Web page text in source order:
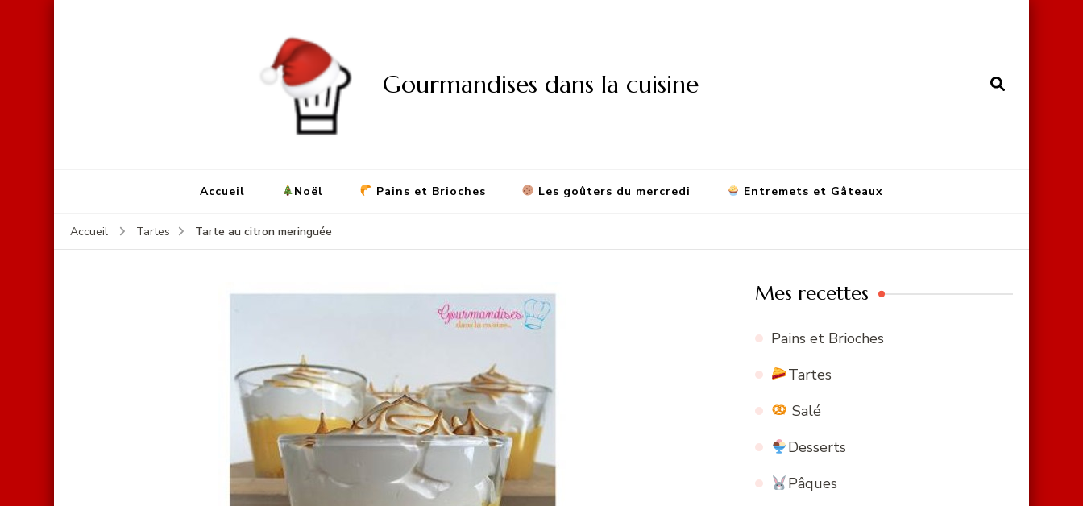
Gourmandises dans la cuisine
Accueil Noël Pains et Brioches Les goûters du mercredi Entremets et Gâteaux
Accueil Tartes Tarte au citron meringuée
Mes recettes
Pains et Brioches
Tartes
Salé
Desserts
Pâques